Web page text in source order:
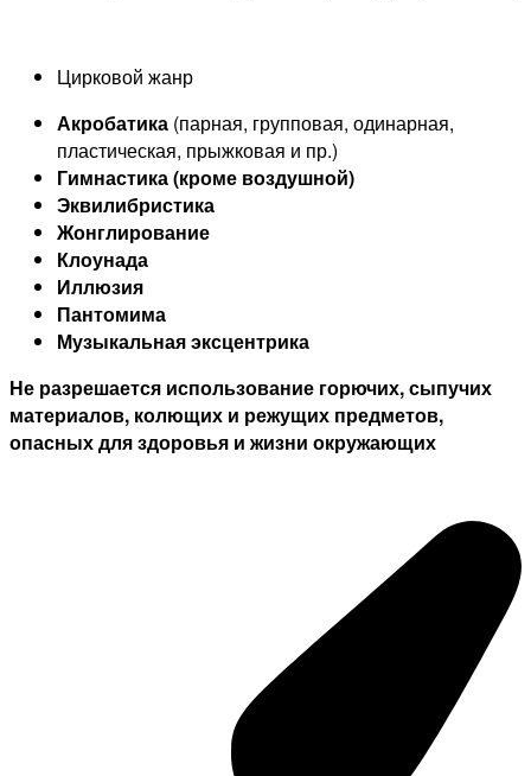
Цирковой жанр
Акробатика (парная, групповая, одинарная,
пластическая, прыжковая и пр.)
Гимнастика (кроме воздушной)
Эквилибристика
Жонглирование
Клоунада
Иллюзия
Пантомима
Музыкальная эксцентрика
Не разрешается использование горючих, сыпучих
материалов, колющих и режущих предметов,
опасных для здоровья и жизни окружающих